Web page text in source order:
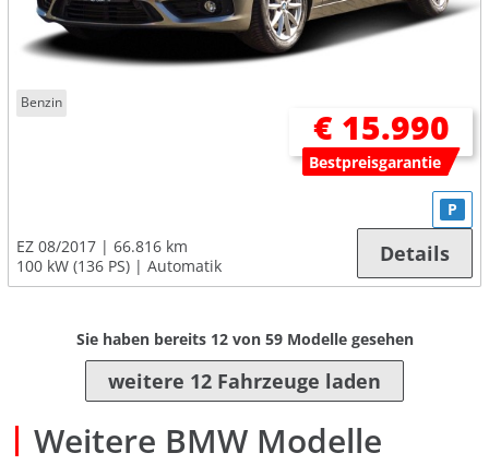
Benzin
€ 15.990
Bestpreisgarantie
EZ 08/2017
66.816 km
100 kW (136 PS)
Automatik
P
Details
Sie haben bereits 12von 59Modelle gesehen
weitere 12 Fahrzeuge laden
Weitere BMW Modelle